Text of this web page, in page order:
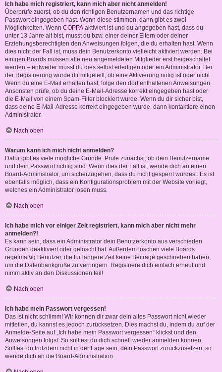
Ich habe mich registriert, kann mich aber nicht anmelden!
Überprüfe zuerst, ob du den richtigen Benutzernamen und das richtige
Passwort eingegeben hast. Wenn diese stimmen, dann gibt es zwei
Möglichkeiten. Wenn COPPA aktiviert ist und du angegeben hast, dass du
unter 13 Jahre alt bist, musst du bzw. einer deiner Eltern oder deiner
Erziehungsberechtigten den Anweisungen folgen, die du erhalten hast. Wenn
dies nicht der Fall ist, muss dein Benutzerkonto vielleicht aktiviert werden. Bei
einigen Boards müssen alle neu angemeldeten Mitglieder erst freigeschaltet
werden – entweder musst du dies selbst erledigen oder ein Administrator. Bei
der Registrierung wurde dir mitgeteilt, ob eine Aktivierung nötig ist oder nicht.
Wenn du eine E-Mail erhalten hast, folge den dort enthaltenen Anweisungen.
Ansonsten prüfe, ob du deine E-Mail-Adresse korrekt eingegeben hast oder
die E-Mail von einem Spam-Filter blockiert wurde. Wenn du dir sicher bist,
dass deine E-Mail-Adresse korrekt eingegeben wurde, dann kontaktiere einen
Administrator.
Nach oben
Warum kann ich mich nicht anmelden?
Dafür gibt es viele mögliche Gründe. Prüfe zunächst, ob dein Benutzername
und dein Passwort richtig sind. Wenn dies der Fall ist, wende dich an einen
Board-Administrator, um sicherzugehen, dass du nicht gesperrt wurdest. Es ist
ebenfalls möglich, dass ein Konfigurationsproblem mit der Website vorliegt,
welches ein Administrator lösen muss.
Nach oben
Ich habe mich vor einiger Zeit registriert, kann mich aber nicht mehr
anmelden?!
Es kann sein, dass ein Administrator dein Benutzerkonto aus verschieden
Gründen deaktiviert oder gelöscht hat. Außerdem löschen viele Boards
regelmäßig Benutzer, die für längere Zeit keine Beiträge geschrieben haben,
um die Datenbankgröße zu verringern. Registriere dich einfach erneut und
nimm aktiv an den Diskussionen teil!
Nach oben
Ich habe mein Passwort vergessen!
Das ist nicht schlimm! Wir können dir zwar dein altes Passwort nicht wieder
mitteilen, du kannst es jedoch zurücksetzen. Dies machst du, indem du auf der
Anmelde-Seite auf „Ich habe mein Passwort vergessen“ klickst und den
Anweisungen folgst. So solltest du dich schnell wieder anmelden können.
Solltest du trotzdem nicht in der Lage sein, dein Passwort zurückzusetzen, so
wende dich an die Board-Administration.